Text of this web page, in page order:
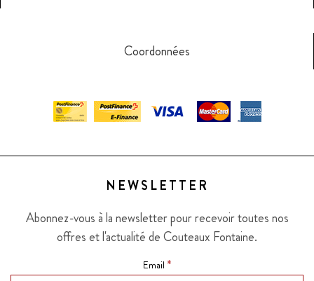
Coordonnées
NEWSLETTER
Abonnez-vous à la newsletter pour recevoir toutes nos
offres et l'actualité de Couteaux Fontaine.
Email *